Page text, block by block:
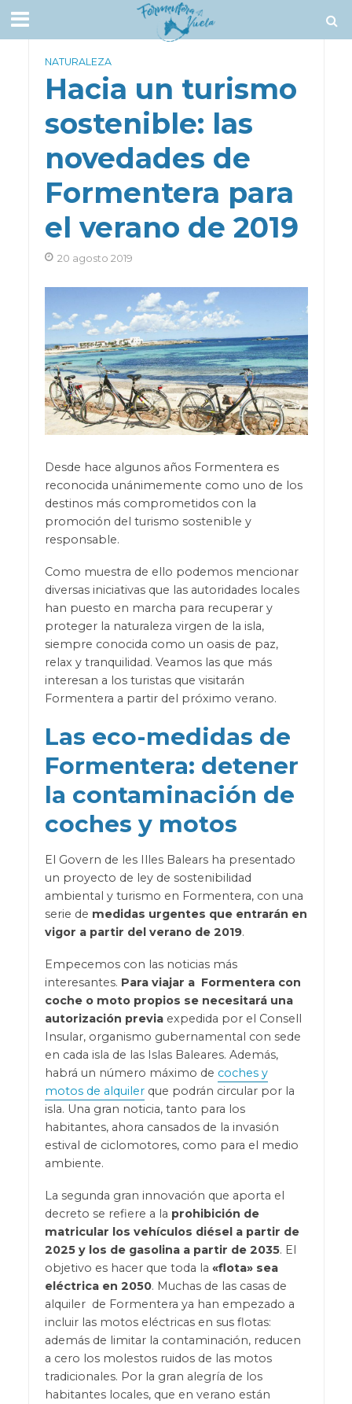
NATURALEZA
Hacia un turismo
sostenible: las
novedades de
Formentera para
el verano de 2019
20 agosto 2019
Desde hace algunos años Formentera es
reconocida unánimemente como uno de los
destinos más comprometidos con la
promoción del turismo sostenible y
responsable.
Como muestra de ello podemos mencionar
diversas iniciativas que las autoridades locales
han puesto en marcha para recuperar y
proteger la naturaleza virgen de la isla,
siempre conocida como un oasis de paz,
relax y tranquilidad. Veamos las que más
interesan a los turistas que visitarán
Formentera a partir del próximo verano.
Las eco-medidas de
Formentera: detener
la contaminación de
coches y motos
El Govern de les Illes Balears ha presentado
un proyecto de ley de sostenibilidad
ambiental y turismo en Formentera, con una
serie de medidas urgentes que entrarán en
vigor a partir del verano de 2019.
Empecemos con las noticias más
interesantes. Para viajar a Formentera con
coche o moto propios se necesitará una
autorización previaexpedida por el Consell
Insular, organismo gubernamental con sede
en cada isla de las Islas Baleares. Además,
habrá un número máximo de coches y
motos de alquilerque podrán circular por la
isla. Una gran noticia, tanto para los
habitantes, ahora cansados de la invasión
estival de ciclomotores, como para el medio
ambiente.
La segunda gran innovación que aporta el
decreto se refiere a la prohibición de
matricular los vehículos diésel a partir de
2025 y los de gasolina a partir de 2035. El
objetivo es hacer que toda la «flota» sea
eléctrica en 2050. Muchas de las casas de
alquiler de Formentera ya han empezado a
incluir las motos eléctricas en sus flotas:
además de limitar la contaminación, reducen
a cero los molestos ruidos de las motos
tradicionales. Por la gran alegría de los
habitantes locales, que en verano están